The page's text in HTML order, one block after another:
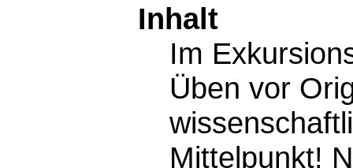
Inhalt
Im
Üben vor
Mittelpunkt!